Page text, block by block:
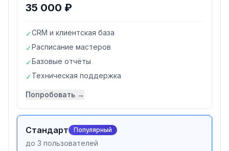
35 000 ₽
✓CRM и клиентская база
✓Расписание мастеров
✓Базовые отчёты
✓Техническая поддержка
Попробовать →
Стандарт Популярный
до 3 пользователей